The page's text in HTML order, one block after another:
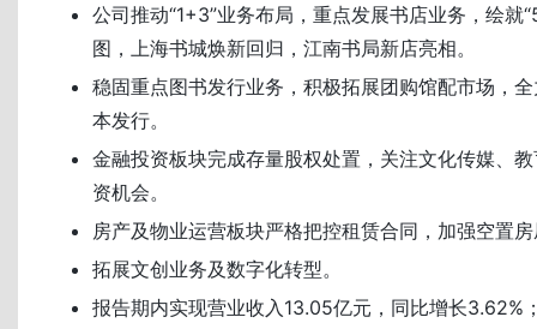
公司推动“1+3”业务布局，重点发展书店业务，绘就
图，上海书城焕新回归，江南书局新店亮相。
稳固重点图书发行业务，积极拓展团购馆配市场，
本发行。
金融投资板块完成存量股权处置，关注文化传媒、
资机会。
房产及物业运营板块严格把控租赁合同，加强空置
拓展文创业务及数字化转型。
报告期内实现营业收入13.05亿元，同比增长3.62%